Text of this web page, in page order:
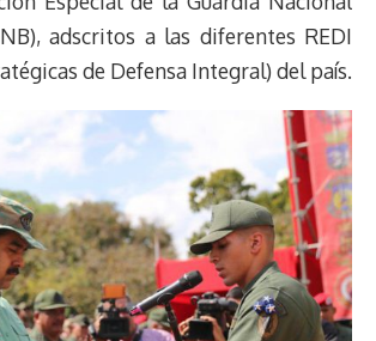
adscritos a las diferentes REDI
de Defensa Integral) del país.